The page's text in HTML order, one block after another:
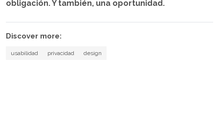
obligación. Y también, una oportunidad.
Discover more:
usabilidad privacidad design